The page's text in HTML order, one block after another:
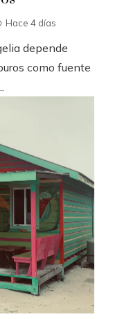
Hace 4 días
depende
como fuente